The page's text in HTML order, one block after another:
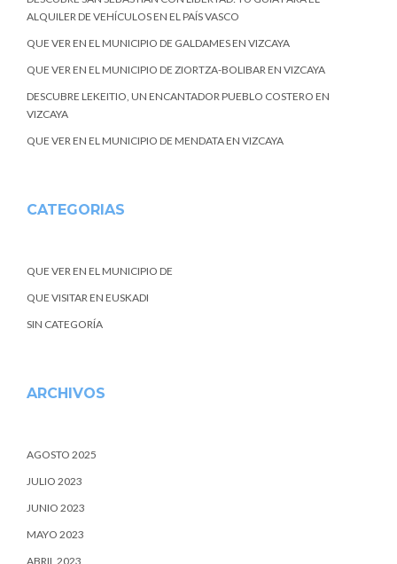
ALQUILER DE VEHÍCULOS EN EL PAÍS VASCO
QUE VER EN EL MUNICIPIO DE GALDAMES EN VIZCAYA
QUE VER EN EL MUNICIPIO DE ZIORTZA-BOLIBAR EN VIZCAYA
DESCUBRE LEKEITIO, UN ENCANTADOR PUEBLO COSTERO EN
VIZCAYA
QUE VER EN EL MUNICIPIO DE MENDATA EN VIZCAYA
CATEGORIAS
QUE VER EN EL MUNICIPIO DE
QUE VISITAR EN EUSKADI
SIN CATEGORÍA
ARCHIVOS
AGOSTO 2025
JULIO 2023
JUNIO 2023
MAYO 2023
ABRIL 2023